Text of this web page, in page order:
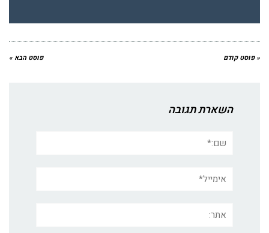
« פוסט קודם פוסט הבא »
השארת תגובה